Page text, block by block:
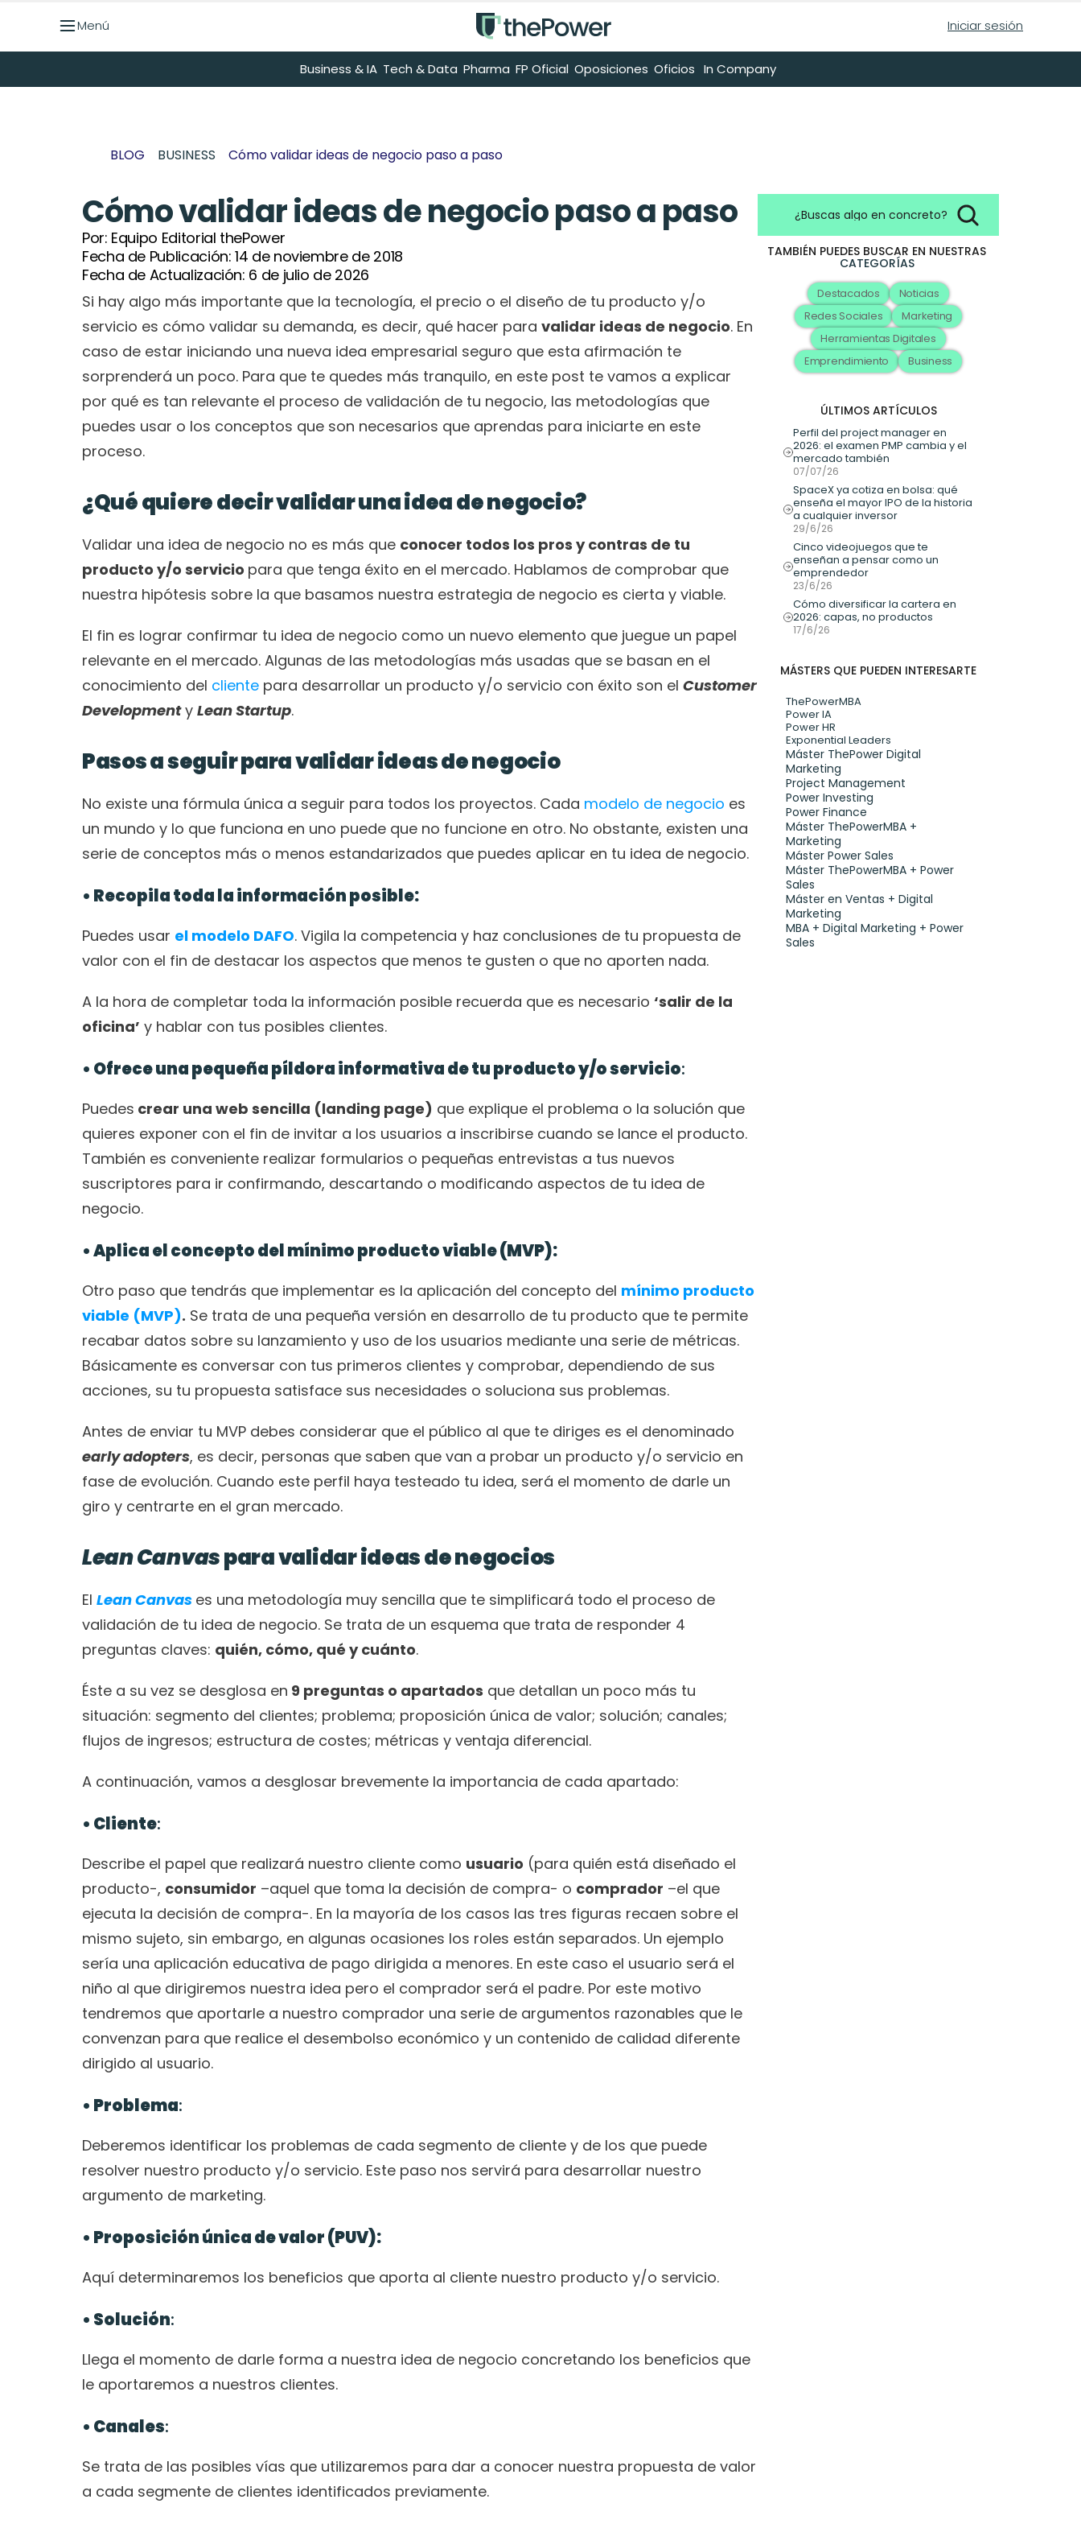
Menú Iniciar sesión
Business & IA Tech & Data Pharma FP Oficial Oposiciones Oficios In Company
BLOG BUSINESS Cómo validar ideas de negocio paso a paso
Cómo validar ideas de negocio paso a paso
Por: Equipo Editorial thePower
Fecha de Publicación: 14 de noviembre de 2018
Fecha de Actualización: 6 de julio de 2026
Si hay algo más importante que la tecnología, el precio o el diseño de tu producto y/o
servicio es cómo validar su demanda, es decir, qué hacer para validar ideas de negocio. En
caso de estar iniciando una nueva idea empresarial seguro que esta afirmación te
sorprenderá un poco. Para que te quedes más tranquilo, en este post te vamos a explicar
por qué es tan relevante el proceso de validación de tu negocio, las metodologías que
puedes usar o los conceptos que son necesarios que aprendas para iniciarte en este
proceso.
¿Qué quiere decir validar una idea de negocio?
Validar una idea de negocio no es más que conocer todos los pros y contras de tu
producto y/o servicio para que tenga éxito en el mercado. Hablamos de comprobar que
nuestra hipótesis sobre la que basamos nuestra estrategia de negocio es cierta y viable.
El fin es lograr confirmar tu idea de negocio como un nuevo elemento que juegue un papel
relevante en el mercado. Algunas de las metodologías más usadas que se basan en el
conocimiento del cliente para desarrollar un producto y/o servicio con éxito son el Customer
Development y Lean Startup.
Pasos a seguir para validar ideas de negocio
No existe una fórmula única a seguir para todos los proyectos. Cada modelo de negocio es
un mundo y lo que funciona en uno puede que no funcione en otro. No obstante, existen una
serie de conceptos más o menos estandarizados que puedes aplicar en tu idea de negocio.
• Recopila toda la información posible:
Puedes usar el modelo DAFO. Vigila la competencia y haz conclusiones de tu propuesta de
valor con el fin de destacar los aspectos que menos te gusten o que no aporten nada.
A la hora de completar toda la información posible recuerda que es necesario ‘salir de la
oficina’ y hablar con tus posibles clientes.
• Ofrece una pequeña píldora informativa de tu producto y/o servicio:
Puedes crear una web sencilla (landing page) que explique el problema o la solución que
quieres exponer con el fin de invitar a los usuarios a inscribirse cuando se lance el producto.
También es conveniente realizar formularios o pequeñas entrevistas a tus nuevos
suscriptores para ir confirmando, descartando o modificando aspectos de tu idea de
negocio.
• Aplica el concepto del mínimo producto viable (MVP):
Otro paso que tendrás que implementar es la aplicación del concepto del mínimo producto
viable (MVP). Se trata de una pequeña versión en desarrollo de tu producto que te permite
recabar datos sobre su lanzamiento y uso de los usuarios mediante una serie de métricas.
Básicamente es conversar con tus primeros clientes y comprobar, dependiendo de sus
acciones, su tu propuesta satisface sus necesidades o soluciona sus problemas.
early adopters, es decir, personas que saben que van a probar un producto y/o servicio en
fase de evolución. Cuando este perfil haya testeado tu idea, será el momento de darle un
giro y centrarte en el gran mercado.
Lean Canvas para validar ideas de negocios
El Lean Canvas es una metodología muy sencilla que te simplificará todo el proceso de
validación de tu idea de negocio. Se trata de un esquema que trata de responder 4
preguntas claves: quién, cómo, qué y cuánto.
Éste a su vez se desglosa en 9 preguntas o apartados que detallan un poco más tu
situación: segmento del clientes; problema; proposición única de valor; solución; canales;
flujos de ingresos; estructura de costes; métricas y ventaja diferencial.
A continuación, vamos a desglosar brevemente la importancia de cada apartado:
• Cliente:
Describe el papel que realizará nuestro cliente como usuario (para quién está diseñado el
producto-, consumidor –aquel que toma la decisión de compra- o comprador –el que
ejecuta la decisión de compra-. En la mayoría de los casos las tres figuras recaen sobre el
mismo sujeto, sin embargo, en algunas ocasiones los roles están separados. Un ejemplo
sería una aplicación educativa de pago dirigida a menores. En este caso el usuario será el
niño al que dirigiremos nuestra idea pero el comprador será el padre. Por este motivo
tendremos que aportarle a nuestro comprador una serie de argumentos razonables que le
convenzan para que realice el desembolso económico y un contenido de calidad diferente
dirigido al usuario.
• Problema:
Deberemos identificar los problemas de cada segmento de cliente y de los que puede
resolver nuestro producto y/o servicio. Este paso nos servirá para desarrollar nuestro
argumento de marketing.
• Proposición única de valor (PUV):
Aquí determinaremos los beneficios que aporta al cliente nuestro producto y/o servicio.
• Solución:
Llega el momento de darle forma a nuestra idea de negocio concretando los beneficios que
le aportaremos a nuestros clientes.
• Canales:
Se trata de las posibles vías que utilizaremos para dar a conocer nuestra propuesta de valor
a cada segmente de clientes identificados previamente.
¿Buscas algo en concreto?
TAMBIÉN PUEDES BUSCAR EN NUESTRAS
CATEGORÍAS
Destacados
Noticias
Redes Sociales
Marketing
Herramientas Digitales
Emprendimiento
Business
ÚLTIMOS ARTÍCULOS
Perfil del project manager en
2026: el examen PMP cambia y el
mercado también
07/07/26
SpaceX ya cotiza en bolsa: qué
enseña el mayor IPO de la historia
a cualquier inversor
29/6/26
Cinco videojuegos que te
enseñan a pensar como un
emprendedor
23/6/26
Cómo diversificar la cartera en
2026: capas, no productos
17/6/26
MÁSTERS QUE PUEDEN INTERESARTE
ThePowerMBA
Power IA
Power HR
Exponential Leaders
Máster ThePower Digital
Marketing
Project Management
Power Investing
Power Finance
Máster ThePowerMBA +
Marketing
Máster Power Sales
Máster ThePowerMBA + Power
Sales
Máster en Ventas + Digital
Marketing
MBA + Digital Marketing + Power
Sales